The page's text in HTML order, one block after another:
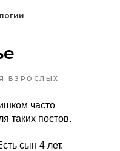
ВЗРОСЛЫХ
часто
таких постов.
сын 4 лет.